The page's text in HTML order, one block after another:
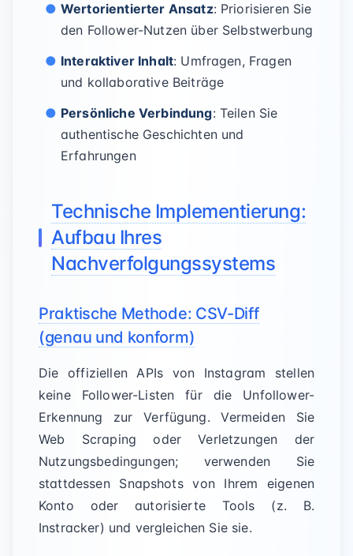
Wertorientierter Ansatz: Priorisieren Sie
den Follower-Nutzen über Selbstwerbung
Interaktiver Inhalt: Umfragen, Fragen
und kollaborative Beiträge
Persönliche Verbindung: Teilen Sie
authentische Geschichten und
Erfahrungen
Technische Implementierung:
Aufbau Ihres
Nachverfolgungssystems
Praktische Methode: CSV-Diff
(genau und konform)
Die offiziellen APIs von Instagram stellen
keine Follower-Listen für die Unfollower-
Erkennung zur Verfügung. Vermeiden Sie
Web Scraping oder Verletzungen der
Nutzungsbedingungen; verwenden Sie
stattdessen Snapshots von Ihrem eigenen
Konto oder autorisierte Tools (z. B.
Instracker) und vergleichen Sie sie.